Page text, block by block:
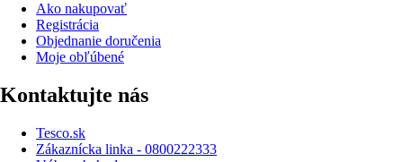
Ako nakupovať
Registrácia
Objednanie doručenia
Moje obľúbené
Kontaktujte nás
Tesco.sk
Zákaznícka linka - 0800222333